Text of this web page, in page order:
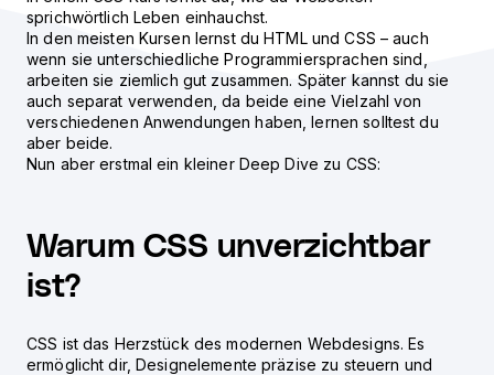
sprichwörtlich Leben einhauchst.
In den meisten Kursen lernst du HTML und CSS – auch
wenn sie unterschiedliche Programmiersprachen sind,
arbeiten sie ziemlich gut zusammen. Später kannst du sie
auch separat verwenden, da beide eine Vielzahl von
verschiedenen Anwendungen haben, lernen solltest du
aber beide.
Nun aber erstmal ein kleiner Deep Dive zu CSS:
Warum CSS unverzichtbar
ist?
CSS ist das Herzstück des modernen Webdesigns. Es
ermöglicht dir, Designelemente präzise zu steuern und